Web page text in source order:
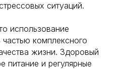
ситуаций.
использование
комплексного
жизни. Здоровый
питание и регулярные